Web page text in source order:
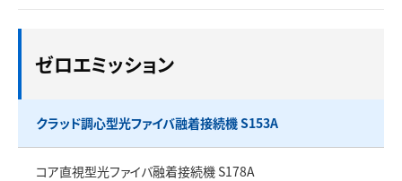
ゼロエミッション
クラッド調心型光ファイバ融着接続機 S153A
コア直視型光ファイバ融着接続機 S178A